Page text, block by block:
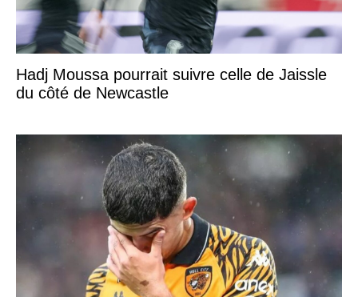
Hadj Moussa pourrait suivre celle de Jaissle
du côté de Newcastle